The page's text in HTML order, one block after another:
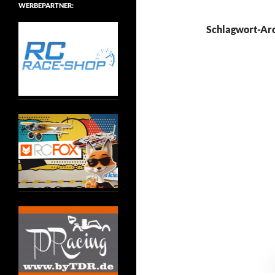
Schlagwort-
WERBEPARTNER: